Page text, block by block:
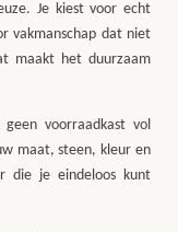
Je kiest voor echt
vakmanschap dat niet
maakt het duurzaam
voorraadkast vol
maat, steen, kleur en
die je eindeloos kunt